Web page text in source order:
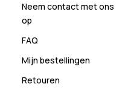
Neem contact met ons
op
FAQ
Mijn bestellingen
Retouren